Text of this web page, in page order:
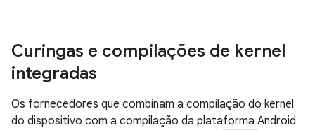
Curingas e compilações de kernel
integradas
Os fornecedores que combinam a compilação do kernel
do dispositivo com a compilação da plataforma Android